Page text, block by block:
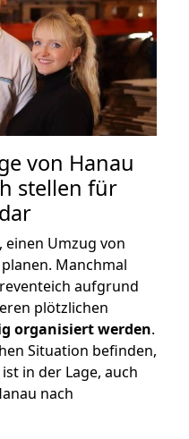
von Hanau
stellen für
einen Umzug von
Manchmal
aufgrund
plötzlichen
organisiert werden.
Situation befinden,
in der Lage, auch
nach